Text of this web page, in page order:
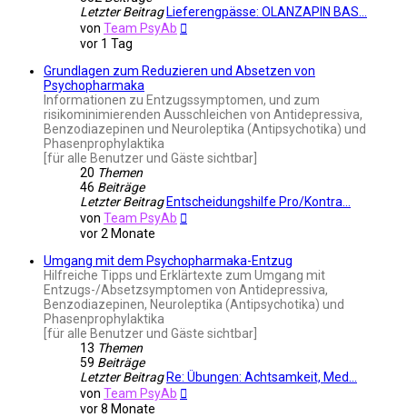
Letzter Beitrag Lieferengpässe: OLANZAPIN BAS…
von Team PsyAb
vor 1 Tag
Grundlagen zum Reduzieren und Absetzen von
Psychopharmaka
Informationen zu Entzugssymptomen, und zum
risikominimierenden Ausschleichen von Antidepressiva,
Benzodiazepinen und Neuroleptika (Antipsychotika) und
Phasenprophylaktika
[für alle Benutzer und Gäste sichtbar]
20 Themen
46 Beiträge
Letzter Beitrag Entscheidungshilfe Pro/Kontra…
von Team PsyAb
vor 2 Monate
Umgang mit dem Psychopharmaka-Entzug
Hilfreiche Tipps und Erklärtexte zum Umgang mit
Entzugs-/Absetzsymptomen von Antidepressiva,
Benzodiazepinen, Neuroleptika (Antipsychotika) und
Phasenprophylaktika
[für alle Benutzer und Gäste sichtbar]
13 Themen
59 Beiträge
Letzter Beitrag Re: Übungen: Achtsamkeit, Med…
von Team PsyAb
vor 8 Monate